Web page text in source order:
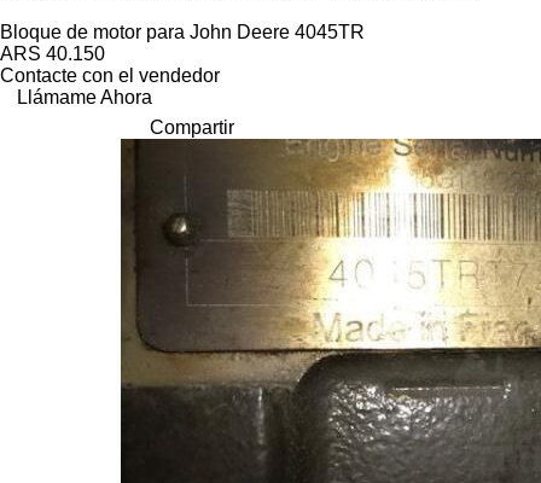
Bloque de motor para John Deere 4045TR
ARS 40.150
Contacte con el vendedor
Llámame Ahora
Compartir